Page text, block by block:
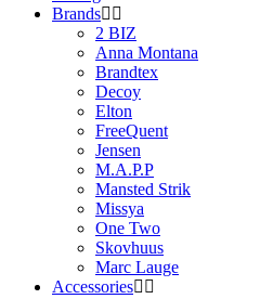
Brands
2 BIZ
Anna Montana
Brandtex
Decoy
Elton
FreeQuent
Jensen
M.A.P.P
Mansted Strik
Missya
One Two
Skovhuus
Marc Lauge
Accessories